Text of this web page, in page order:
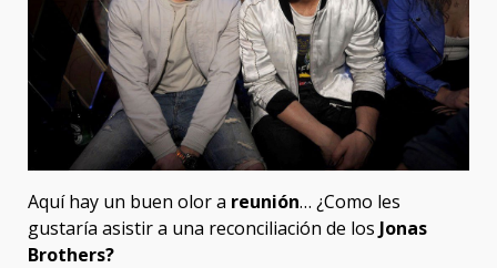
Aquí hay un buen olor a reunión… ¿Como les
gustaría asistir a una reconciliación de los Jonas
Brothers?